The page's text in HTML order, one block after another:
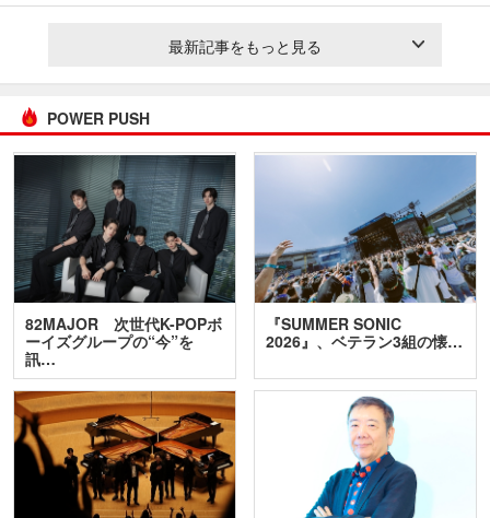
最新記事をもっと見る
POWER PUSH
82MAJOR 次世代K-POPボ
ーイズグループの“今”を
訊…
『SUMMER SONIC
2026』、ベテラン3組の懐…